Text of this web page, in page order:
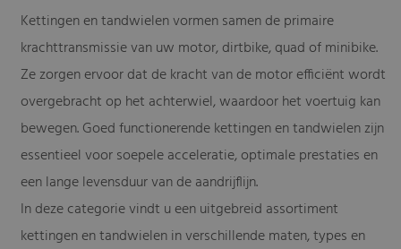
Kettingen en tandwielen vormen samen de primaire
krachttransmissie van uw motor, dirtbike, quad of minibike.
Ze zorgen ervoor dat de kracht van de motor efficiënt wordt
overgebracht op het achterwiel, waardoor het voertuig kan
bewegen. Goed functionerende kettingen en tandwielen zijn
essentieel voor soepele acceleratie, optimale prestaties en
een lange levensduur van de aandrijflijn.
In deze categorie vindt u een uitgebreid assortiment
kettingen en tandwielen in verschillende maten, types en